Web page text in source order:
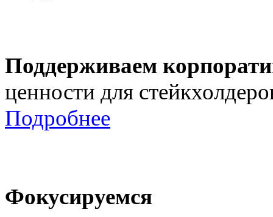
Поддерживаем
ценности для
Подробнее
Фокусируемся